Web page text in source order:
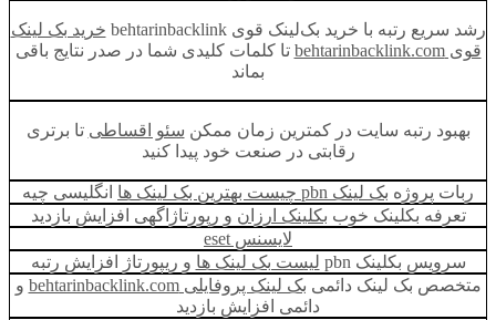
رشد سریع رتبه با خرید بک‌لینک قوی behtarinbacklink
خرید بک لینک
قوی behtarinbacklink.com
تا کلمات کلیدی شما در صدر نتایج باقی
بماند
بهبود رتبه سایت در کمترین زمان ممکن سئو اقساطی تا برتری
رقابتی در صنعت خود پیدا کنید
ربات پروژه بک لینک pbn چیست بهترین بک لینک ها
انگلیسی چیه
تعرفه بکلینک خوب بکلینک ارزان و رپورتاژاگهی افزایش بازدید
لایسنس eset
سرویس بکلینک pbn
لیست بک لینک ها و ریپورتاژ افزایش رتبه
متخصص بک لینک دائمی بک لینک پروفایلی behtarinbacklink.com
و
دائمی افزايش بازديد